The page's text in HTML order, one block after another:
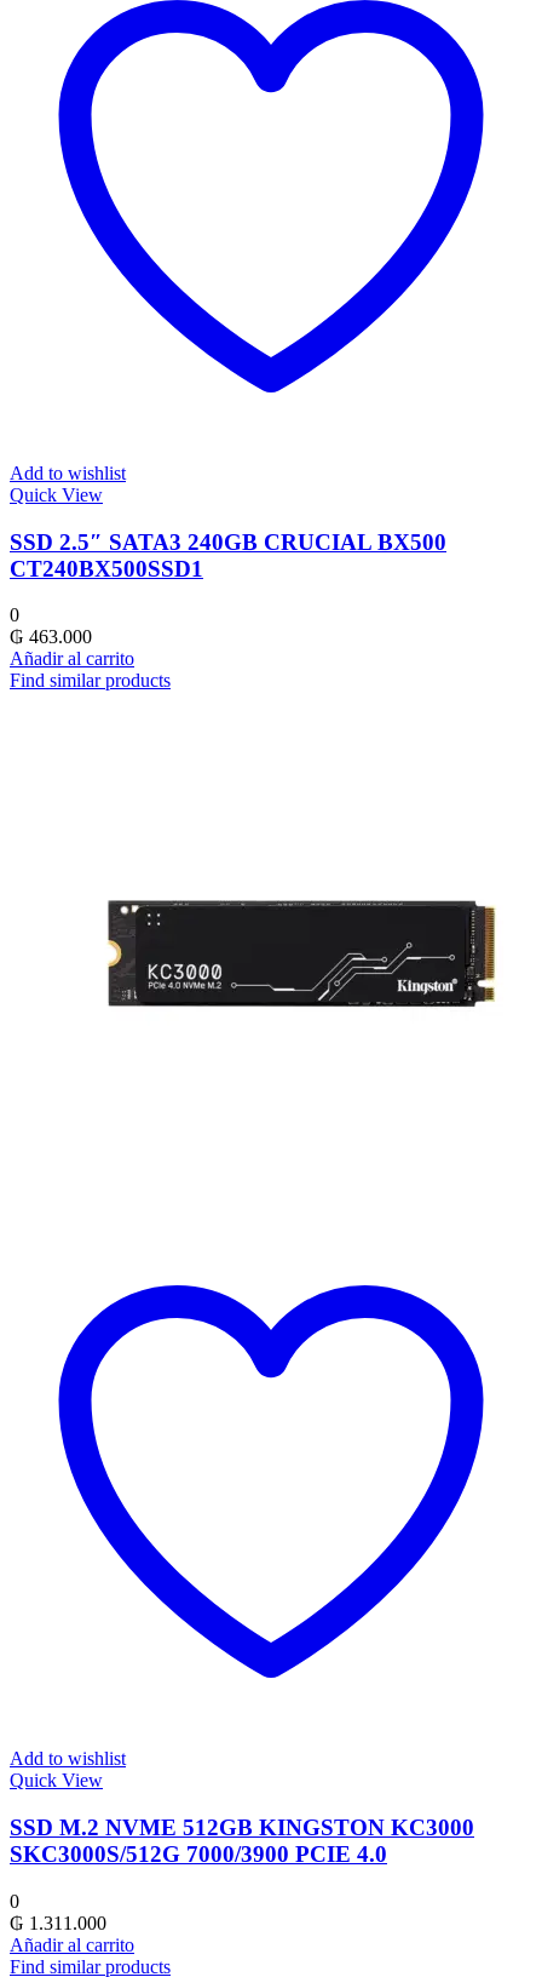
Add to wishlist
Quick View
SSD 2.5″ SATA3 240GB CRUCIAL BX500
CT240BX500SSD1
0
₲ 463.000
Añadir al carrito
Find similar products
Add to wishlist
Quick View
SSD M.2 NVME 512GB KINGSTON KC3000
SKC3000S/512G 7000/3900 PCIE 4.0
0
₲ 1.311.000
Añadir al carrito
Find similar products